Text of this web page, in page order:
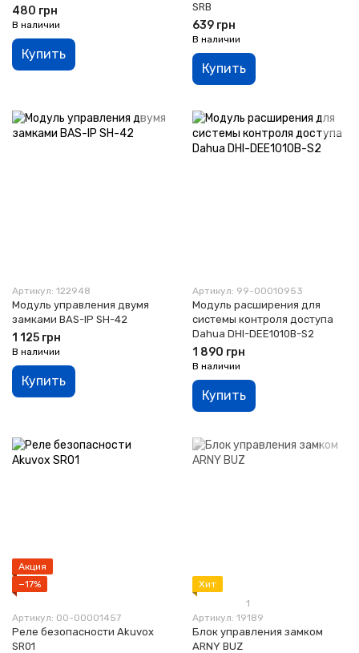
480 грн
В наличии
Купить
SRB
639 грн
В наличии
Купить
Артикул: 122948
Модуль управления двумя
замками BAS-IP SH-42
1 125 грн
В наличии
Купить
Артикул: 99-00010953
Модуль расширения для
системы контроля доступа
Dahua DHI-DEE1010B-S2
1 890 грн
В наличии
Купить
Акция
−17%
Артикул: 00-00001457
Реле безопасности Akuvox
SR01
Хит
1
Артикул: 19189
Блок управления замком
ARNY BUZ